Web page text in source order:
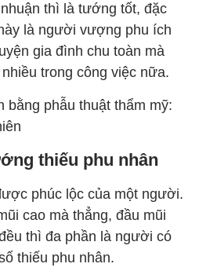
thì là tướng tốt, đặc
là người vượng phu ích
gia đình chu toàn mà
trong công việc nữa.
bằng phẫu thuật thẩm mỹ:
thiếu phu nhân
phúc lộc của một người.
cao mà thẳng, đầu mũi
thì đa phần là người có
thiếu phu nhân.